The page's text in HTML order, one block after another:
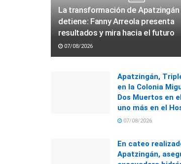
La transformación de Apatzingán
detiene: Fanny Arreola presenta
resultados y mira hacia el futuro
07/08/2026
Apatzingán,
en la Colonia
Dos Muertos en
uno más en el
07/08/2026
En cateo
Apatzingán,